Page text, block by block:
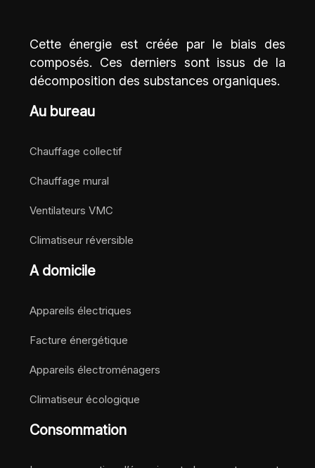
Cette énergie est créée par le biais des
composés. Ces derniers sont issus de la
décomposition des substances organiques.
Au bureau
Chauffage collectif
Chauffage mural
Ventilateurs VMC
Climatiseur réversible
A domicile
Appareils électriques
Facture énergétique
Appareils électroménagers
Climatiseur écologique
Consommation